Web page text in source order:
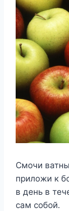
Смочи
приложи к
в день в
сам собой.